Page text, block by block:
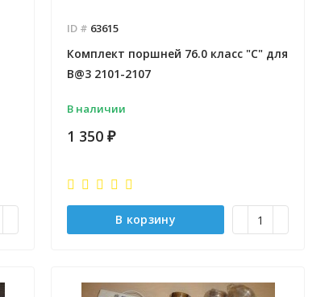
ID # 63615
Комплект поршней 76.0 класс "С" для
B@3 2101-2107
В наличии
1 350₽
В корзину